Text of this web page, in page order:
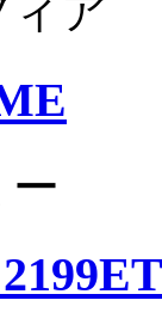
ィア
ー